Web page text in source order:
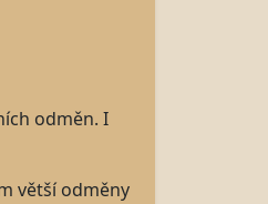
odměn. I
větší odměny